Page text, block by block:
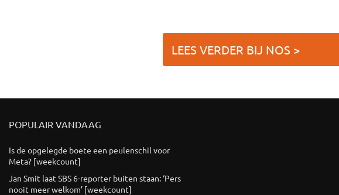
LEES VERDER BIJ NOS >
POPULAIR VANDAAG
Is de opgelegde boete een peulenschil voor
Meta? [weekcount]
Jan Smit laat SBS 6-reporter buiten staan: ‘Pers
nooit meer welkom’ [weekcount]